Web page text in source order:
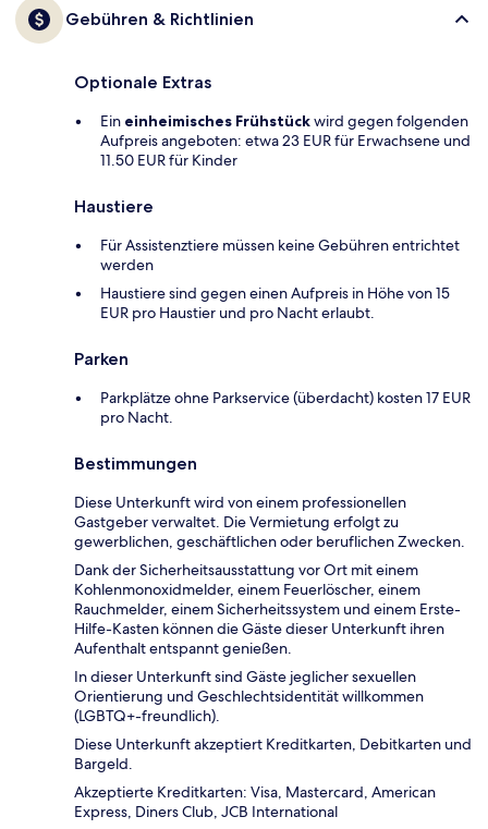
Gebühren & Richtlinien
Optionale Extras
Ein einheimisches Frühstückwird gegen folgenden
Aufpreis angeboten: etwa 23 EUR für Erwachsene und
11.50 EUR für Kinder
Haustiere
Für Assistenztiere müssen keine Gebühren entrichtet
werden
Haustiere sind gegen einen Aufpreis in Höhe von 15
EUR pro Haustier und pro Nacht erlaubt.
Parken
Parkplätze ohne Parkservice (überdacht) kosten 17 EUR
pro Nacht.
Bestimmungen
Diese Unterkunft wird von einem professionellen
Gastgeber verwaltet. Die Vermietung erfolgt zu
gewerblichen, geschäftlichen oder beruflichen Zwecken.
Dank der Sicherheitsausstattung vor Ort mit einem
Kohlenmonoxidmelder, einem Feuerlöscher, einem
Rauchmelder, einem Sicherheitssystem und einem Erste-
Hilfe-Kasten können die Gäste dieser Unterkunft ihren
Aufenthalt entspannt genießen.
In dieser Unterkunft sind Gäste jeglicher sexuellen
Orientierung und Geschlechtsidentität willkommen
(LGBTQ+-freundlich).
Diese Unterkunft akzeptiert Kreditkarten, Debitkarten und
Bargeld.
Akzeptierte Kreditkarten: Visa, Mastercard, American
Express, Diners Club, JCB International